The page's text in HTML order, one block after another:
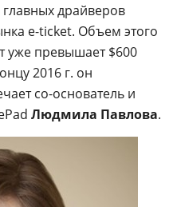
драйверов
e-ticket. Объем этого
уже превышает $600
2016 г. он
со-основатель и
Людмила Павлова.